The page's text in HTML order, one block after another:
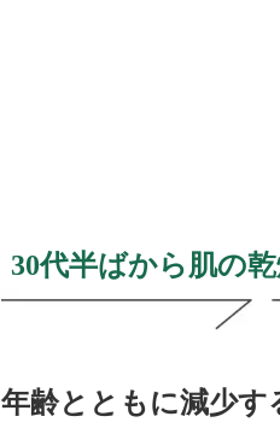
30代半ばから肌の
年齢とともに減少す